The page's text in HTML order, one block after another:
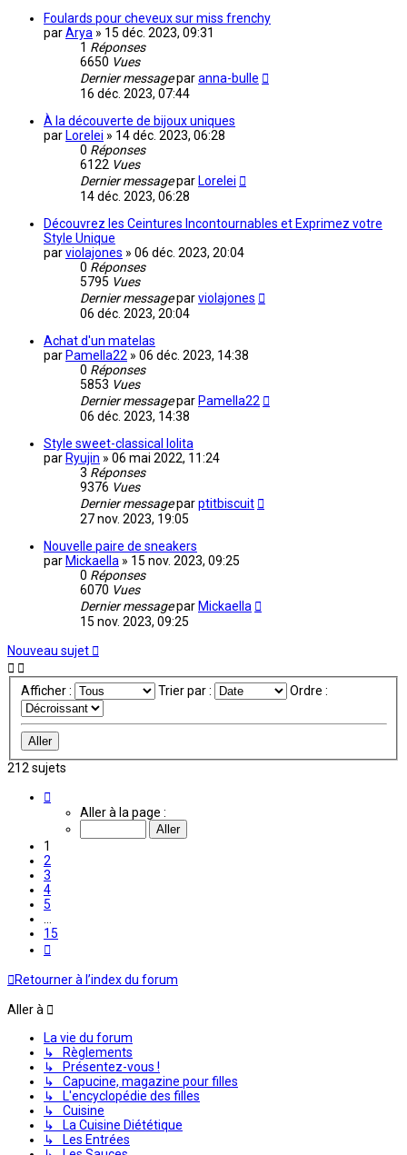
Foulards pour cheveux sur miss frenchy
parArya » 15 déc. 2023, 09:31
1 Réponses
6650 Vues
Dernier messageparanna-bulle
16 déc. 2023, 07:44
À la découverte de bijoux uniques
par Lorelei » 14 déc. 2023, 06:28
0 Réponses
6122 Vues
Dernier messagepar Lorelei
14 déc. 2023, 06:28
Découvrez les Ceintures Incontournables et Exprimez votre
Style Unique
parviolajones » 06 déc. 2023, 20:04
0 Réponses
5795 Vues
Dernier messageparviolajones
06 déc. 2023, 20:04
Achat d'un matelas
par Pamella22 » 06 déc. 2023, 14:38
0 Réponses
5853 Vues
Dernier messagepar Pamella22
06 déc. 2023, 14:38
Style sweet-classical lolita
par Ryujin » 06 mai 2022, 11:24
3 Réponses
9376 Vues
Dernier messageparptitbiscuit
27 nov. 2023, 19:05
Nouvelle paire de sneakers
par Mickaella » 15 nov. 2023, 09:25
0 Réponses
6070 Vues
Dernier messagepar Mickaella
15 nov. 2023, 09:25
Nouveau sujet
Afficher : Trier par : Ordre :
212 sujets
Aller à la page :
1
2
3
4
5
15
Retourner à l’index du forum
Aller à
La vie du forum
↳ Règlements
↳ Présentez-vous !
↳ Capucine, magazine pour filles
↳ L'encyclopédie des filles
↳ Cuisine
↳ La Cuisine Diététique
↳ Les Entrées